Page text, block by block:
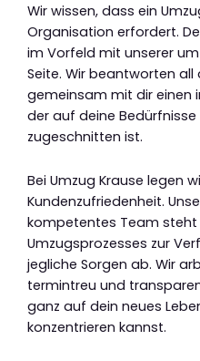
Wir wissen, dass ein
Organisation erfordert.
im Vorfeld mit unserer
Seite. Wir beantworten all
gemeinsam mit dir einen
der auf deine
zugeschnitten ist.
Bei Umzug Krause legen
Kundenzufriedenheit.
kompetentes Team
Umzugsprozesses zur
jegliche Sorgen ab. Wir
termintreu und
ganz auf dein neues
konzentrieren kannst.